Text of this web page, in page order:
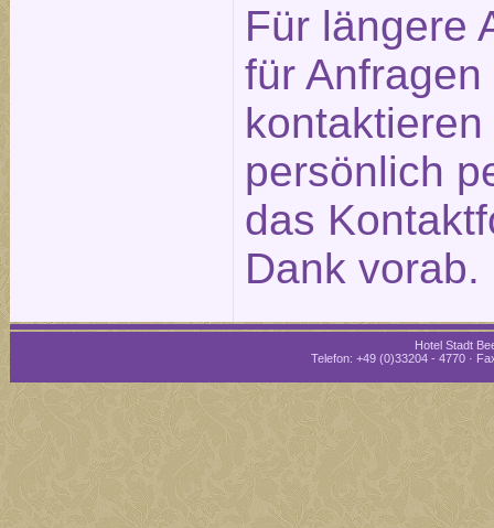
Für längere
für
persönlich
das
Dank vorab.
Hotel Stadt
Telefon: +49 (0)33204 - 4770 ·